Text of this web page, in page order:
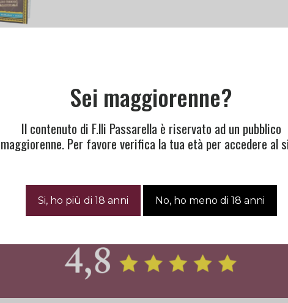
Cosa Dicono Di Noi
Sei maggiorenne?
Il contenuto di F.lli Passarella è riservato ad un pubblico
maggiorenne. Per favore verifica la tua età per accedere al